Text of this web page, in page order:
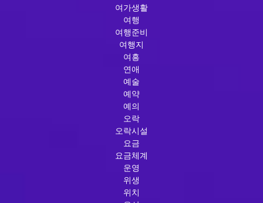
여가생활
여행
여행준비
여행지
여흥
연애
예술
예약
예의
오락
오락시설
요금
요금체계
운영
위생
위치